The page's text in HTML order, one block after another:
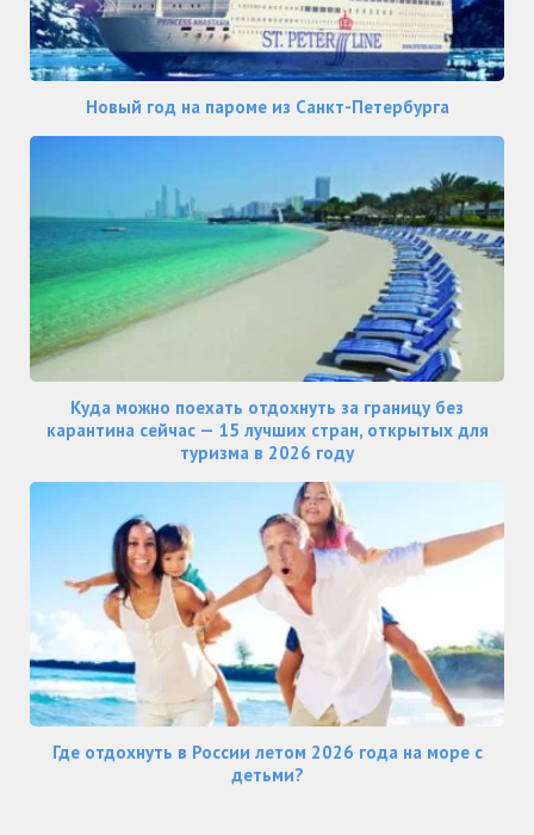
Новый год на пароме из Санкт-Петербурга
Куда можно поехать отдохнуть за границу без
карантина сейчас — 15 лучших стран, открытых для
туризма в 2026 году
Где отдохнуть в России летом 2026 года на море с
детьми?